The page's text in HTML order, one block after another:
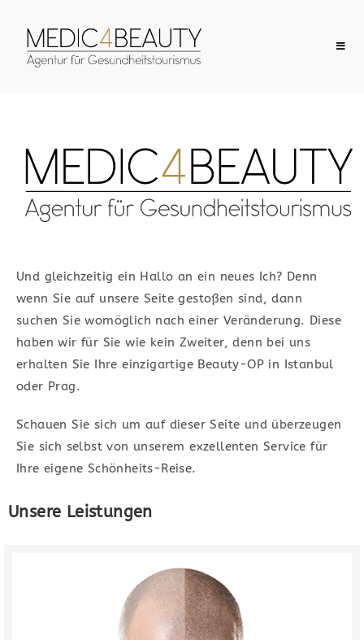
Herzlich
Willkommen
Günstige Preise locken mittlerweile
schon viele Touristen ins Ausland, um
dort eine Operation durchführen zu
lassen.
Und gleichzeitig ein Hallo an ein neues Ich? Denn
wenn Sie auf unsere Seite gestoßen sind, dann
suchen Sie womöglich nach einer Veränderung. Diese
haben wir für Sie wie kein Zweiter, denn bei uns
erhalten Sie Ihre einzigartige Beauty-OP in Istanbul
oder Prag.
Schauen Sie sich um auf dieser Seite und überzeugen
Sie sich selbst von unserem exzellenten Service für
Ihre eigene Schönheits-Reise.
Unsere Leistungen